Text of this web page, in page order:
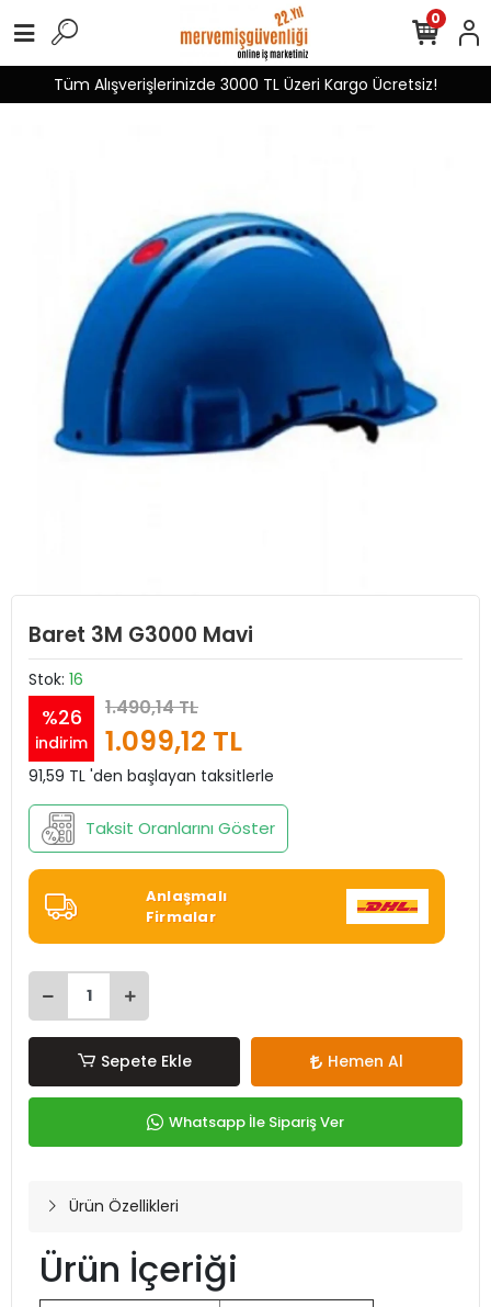
Tüm Alışverişlerinizde 3000 TL Üzeri Kargo Ücretsiz!
0
Baret 3M G3000 Mavi
Stok: 16
%26
indirim
1.490,14 TL
1.099,12 TL
91,59 TL 'den başlayan taksitlerle
Taksit Oranlarını Göster
Anlaşmalı
Firmalar
Sepete Ekle Hemen Al
Whatsapp İle Sipariş Ver
Ürün Özellikleri
Ürün İçeriği